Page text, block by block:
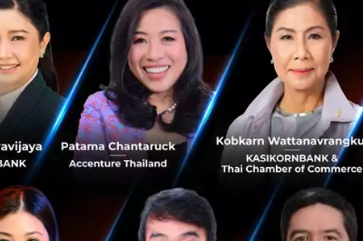
มกราคม 11, 2021 | ByTechsauce Team
24
PR News ptt irpc medical-hub new-s-curve
บอร์ด ปตท. ไฟเขียว ตั้ง บริษัทย่อย 'อินโนบิก แอลแอล
โฮลดิ้ง' เปิดช่องลุยธุรกิจยาในต่างประเทศ
คณะกรรมการบมจ. ปตท. ได้มีมติอนุมัติจัดตั้งบริษัท อินโนบิก
แอลแอล โฮลดิ้ง จํากัดซึ่งเป็นบริษัทย่อยของ PTT.ด้วยทุนจด
ทะเบียน 2,000 ล้านบาทโดยจัดตั้งขึ้นเพื่อเป็นช่องทางหนึ่งใน
การลงทุน...